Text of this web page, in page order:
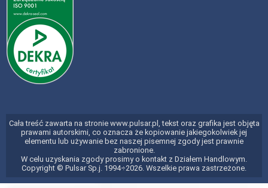
Cała treść zawarta na stronie www.pulsar.pl, tekst oraz grafika jest objęta
prawami autorskimi, co oznacza że kopiowanie jakiegokolwiek jej
elementu lub używanie bez naszej pisemnej zgody jest prawnie
zabronione.
W celu uzyskania zgody prosimy o kontakt z Działem Handlowym.
Copyright © Pulsar Sp.j. 1994÷2026. Wszelkie prawa zastrzeżone.